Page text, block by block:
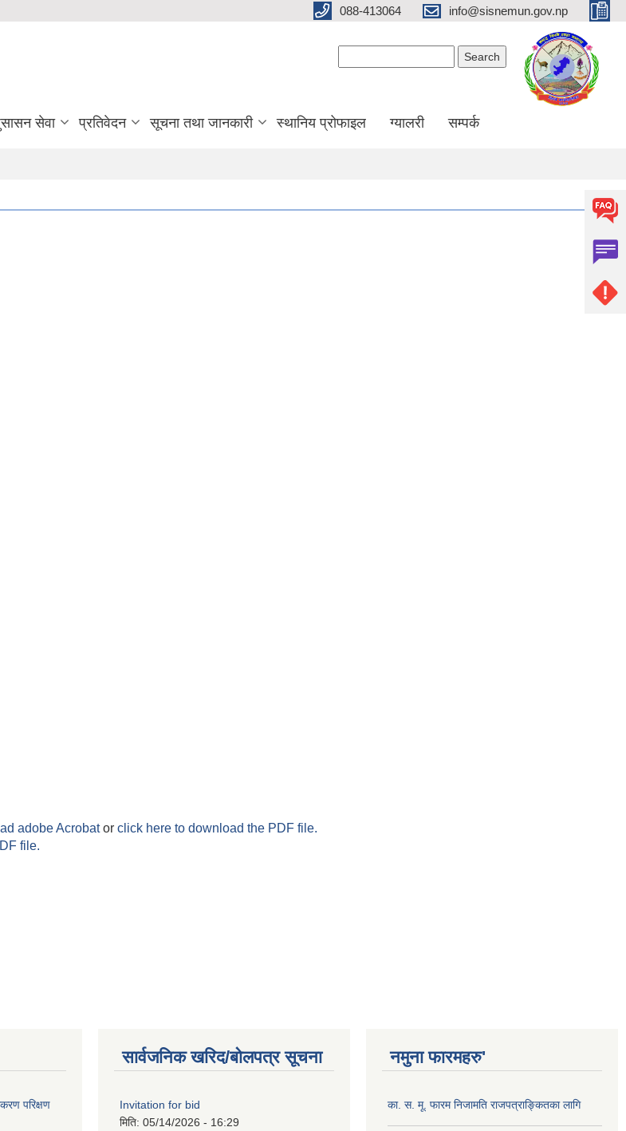
088-413064 info@sisnemun.gov.np
सेवा प्रतिवेदन सूचना तथा जानकारी स्थानिय प्रोफाइल ग्यालरी सम्पर्क
adobe Acrobator click here to download the PDF file.
file.
परिक्षण
सार्वजनिक खरिद/बोलपत्र सूचना
Invitation for bid
मिति: 05/14/2026 - 16:29
नमुना फारमहरु'
का. स. मू. फारम निजामति राजपत्राङ्कितका लागि